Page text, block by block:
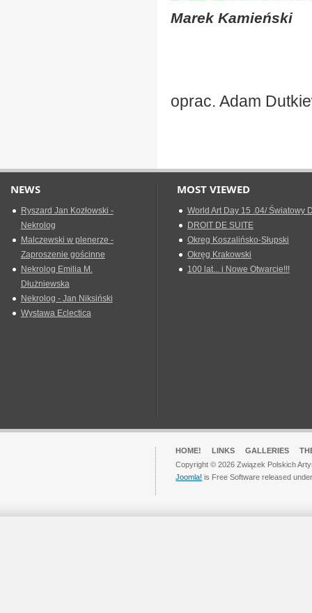
Marek Kamieński
oprac. Adam
NEWS
Ryszard Jan Kozłowski -
Nekrolog
Malczewski w plenerze -
Zaproszenie gościnne
Nekrolog Emilia M.
Dłużniewska
Nekrolog - Jan Niksiński
Wystawa Eclectica
MOST VIEWED
World Art Day 15 .04/ Światowy
DROIT DE SUITE
Okreg Koszalińsko-Słupski
Okręg Krakowski
100 lat... i Nowe Otwarcie!!!
HOME! LINKS GALLERIES
Copyright © 2026 Związek Polskich
Joomla! is Free Software released